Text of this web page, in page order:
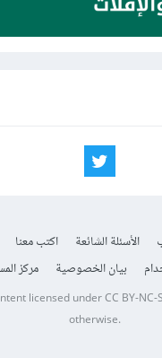
الأسئلة الشائعة اكتب معنا
بيان الخصوصية مركز
licensed underCC BY-
otherwise.